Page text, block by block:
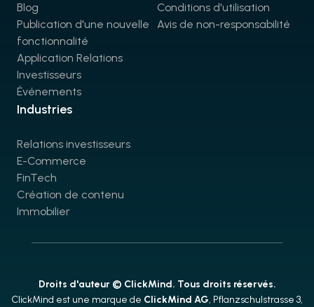
Blog
Publication d'une nouvelle
fonctionnalité
Application Relations
Investisseurs
Événements
Conditions d'utilisation
Avis de non-responsabilité
Industries
Relations investisseurs
E-Commerce
FinTech
Création de contenu
Immobilier
Droits d'auteur © ClickMind. Tous droits réservés.
ClickMind est une marque de ClickMind AG, Pflanzschulstrasse 3,